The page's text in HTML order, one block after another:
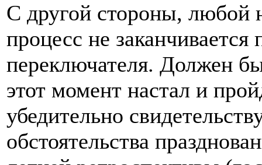
С другой стороны, любой
процесс не
переключателя. Должен
этот момент настал и
убедительно
обстоятельства